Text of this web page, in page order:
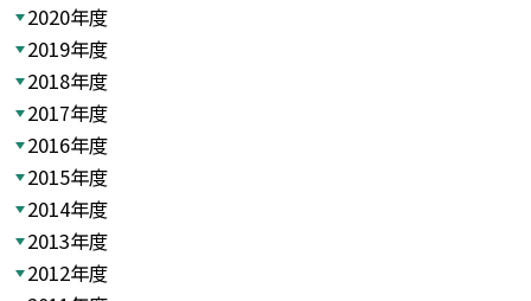
2020年度
2019年度
2018年度
2017年度
2016年度
2015年度
2014年度
2013年度
2012年度